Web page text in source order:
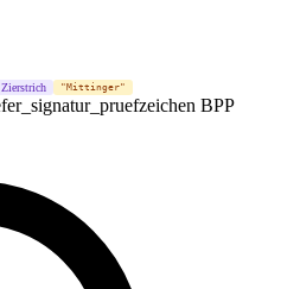
Zierstrich "Mittinger"
BPP